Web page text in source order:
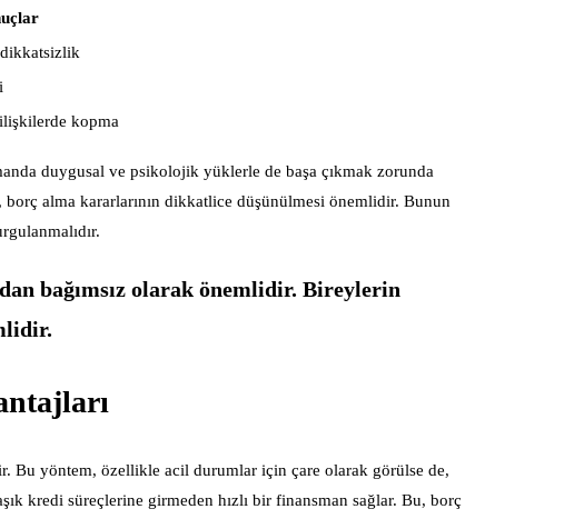
kopma
duygusal ve psikolojik yüklerle de başa çıkmak zorunda
alma kararlarının dikkatlice düşünülmesi önemlidir. Bunun
bağımsız olarak önemlidir. Bireylerin
Bu yöntem, özellikle acil durumlar için çare olarak görülse de,
kredi süreçlerine girmeden hızlı bir finansman sağlar. Bu, borç